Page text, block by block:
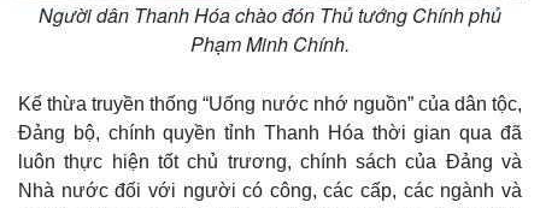
Thế giới
Multimedia
Người dân Thanh Hóa chào đón Thủ tướng Chính phủ
Phạm Minh Chính.
Kế thừa truyền thống “Uống nước nhớ nguồn” của dân tộc,
Đảng bộ, chính quyền tỉnh Thanh Hóa thời gian qua đã
luôn thực hiện tốt chủ trương, chính sách của Đảng và
Nhà nước đối với người có công, các cấp, các ngành và